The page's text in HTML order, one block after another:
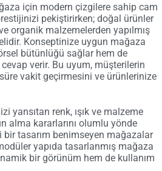
için modern çizgilere sahip cam
pekiştirirken; doğal ürünler
organik malzemelerden yapılmış
Konseptinize uygun mağaza
bütünlüğü sağlar hem de
verir. Bu uyum, müşterilerin
vakit geçirmesini ve ürünlerinize
yansıtan renk, ışık ve malzeme
alma kararlarını olumlu yönde
tasarım benimseyen mağazalar
yapıda tasarlanmış mağaza
bir görünüm hem de kullanım